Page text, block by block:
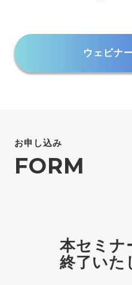
ウェビナ
お申し込み
FORM
本セミナ
終了いた